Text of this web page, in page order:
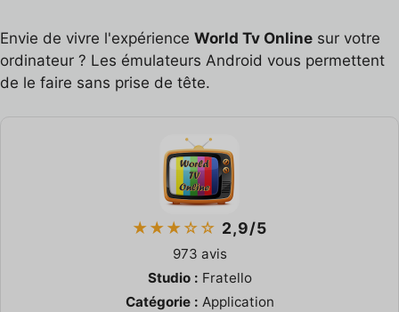
Envie de vivre l'expérience World Tv Online sur votre
ordinateur ? Les émulateurs Android vous permettent
de le faire sans prise de tête.
★★★☆☆ 2,9/5
973 avis
Studio : Fratello
Catégorie : Application